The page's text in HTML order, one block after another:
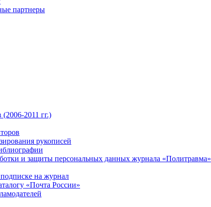
партнеры
2011 гг.)
рукописей
и защиты персональных данных журнала «Политравма»
на журнал
«Почта России»